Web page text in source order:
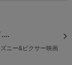
ニー&ピクサー映画